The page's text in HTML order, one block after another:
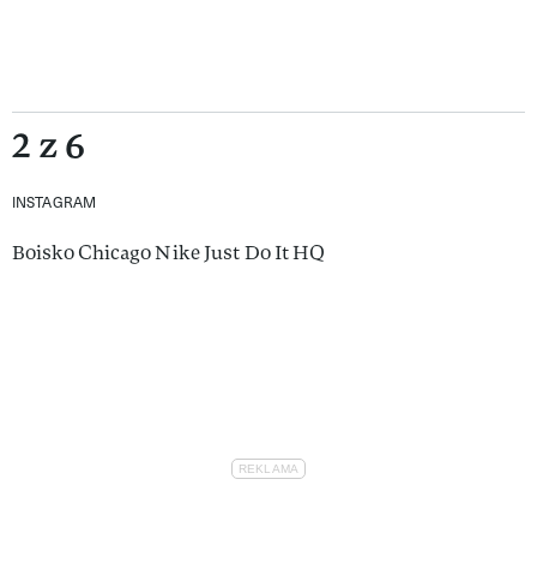
2 z 6
INSTAGRAM
Boisko Chicago Nike Just Do It HQ